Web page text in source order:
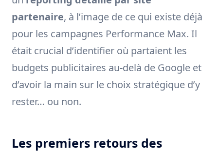
partenaire, à l’image de ce qui existe déjà
pour les campagnes Performance Max. Il
était crucial d’identifier où partaient les
budgets publicitaires au-delà de Google et
d’avoir la main sur le choix stratégique d’y
rester… ou non.
Les premiers retours des